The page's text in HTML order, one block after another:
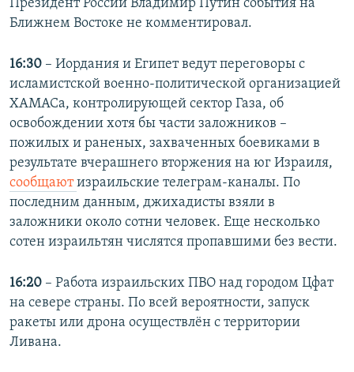
Президент России Владимир Путин события на
Ближнем Востоке не комментировал.
16:30 – Иордания и Египет ведут переговоры с
исламистской военно-политической организацией
ХАМАСа, контролирующей сектор Газа, об
освобождении хотя бы части заложников –
пожилых и раненых, захваченных боевиками в
результате вчерашнего вторжения на юг Израиля,
сообщаютизраильские телеграм-каналы. По
последним данным, джихадисты взяли в
заложники около сотни человек. Еще несколько
сотен израильтян числятся пропавшими без вести.
16:20 – Работа израильских ПВО над городом Цфат
на севере страны. По всей вероятности, запуск
ракеты или дрона осуществлён с территории
Ливана.